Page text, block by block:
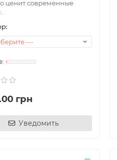
ценит современные
грн
Уведомить